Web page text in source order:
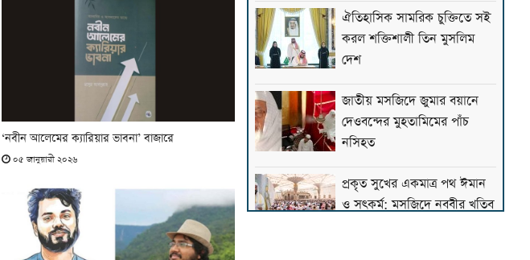
‘নবীন আলেমের ক্যারিয়ার ভাবনা’ বাজারে
০৫ জানুয়ারী ২০২৬
ঐতিহাসিক সামরিক চুক্তিতে সই
করল শক্তিশালী তিন মুসলিম
দেশ
জাতীয় মসজিদে জুমার বয়ানে
দেওবন্দের মুহতামিমের পাঁচ
নসিহত
প্রকৃত সুখের একমাত্র পথ ঈমান
ও সৎকর্ম: মসজিদে নববীর খতিব